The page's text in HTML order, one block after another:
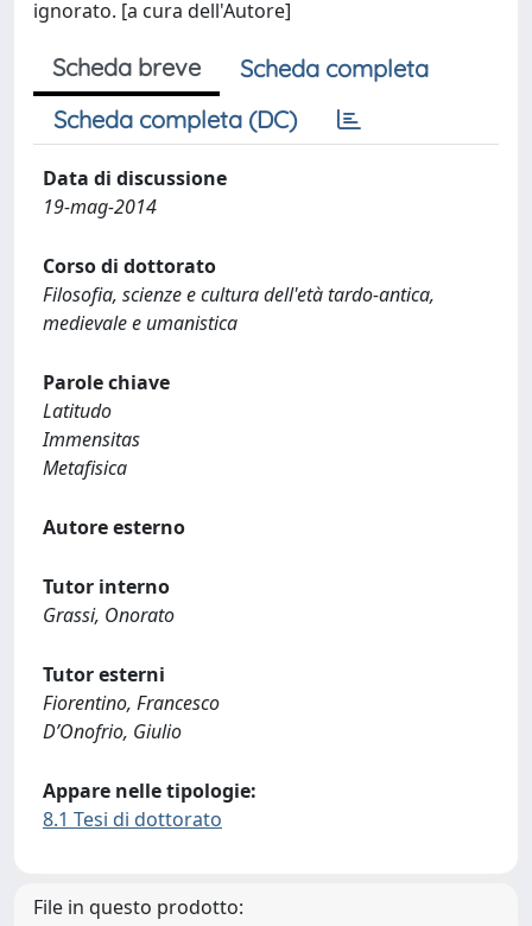
ignorato. [a cura dell'Autore]
Scheda breve
Scheda completa
Scheda completa (DC)
Data di discussione
19-mag-2014
Corso di dottorato
Filosofia, scienze e cultura dell'età tardo-antica,
medievale e umanistica
Parole chiave
Latitudo
Immensitas
Metafisica
Autore esterno
Tutor interno
Grassi, Onorato
Tutor esterni
Fiorentino, Francesco
D’Onofrio, Giulio
Appare nelle tipologie:
8.1 Tesi di dottorato
File in questo prodotto: